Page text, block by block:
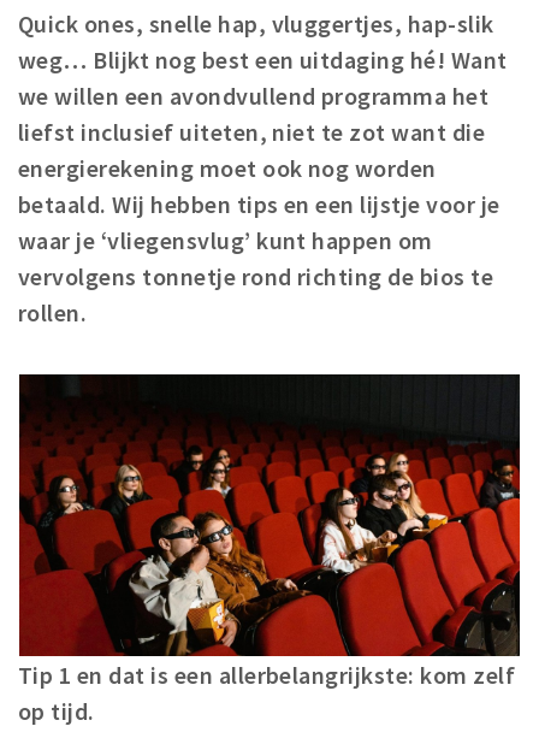
Winkels
Werken
Aanbiedingen
Ook reclame maken?
Over Eindhovens Rondje
Inloggen
Quick ones, snelle hap, vluggertjes, hap-slik
weg… Blijkt nog best een uitdaging hé! Want
we willen een avondvullend programma het
liefst inclusief uiteten, niet te zot want die
energierekening moet ook nog worden
betaald. Wij hebben tips en een lijstje voor je
waar je ‘vliegensvlug’ kunt happen om
vervolgens tonnetje rond richting de bios te
rollen.
Tip 1 en dat is een allerbelangrijkste: kom zelf
op tijd.